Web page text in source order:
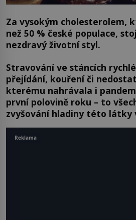
Za vysokým cholesterolem,
než 50 % české populace,
nezdravý životní styl.
Stravování ve stáncích
přejídání, kouření či
kterému nahrávala i
první polovině roku – to
zvyšování hladiny této látky
Reklama